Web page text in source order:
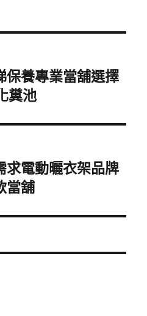
保養專業當舖選擇
糞池
求電動曬衣架品牌
當舖